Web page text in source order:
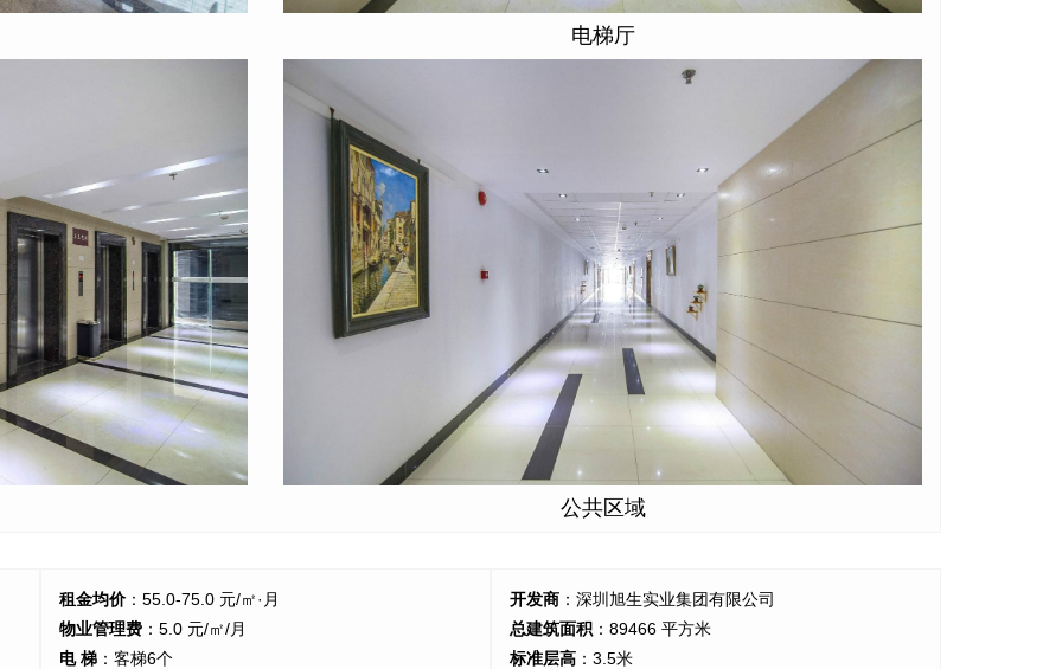
电梯厅
公共区域
租金均价：55.0-75.0 元/㎡·月
物业管理费 ：5.0 元/㎡/月
电 梯 ：客梯6个
开发商 ：深圳旭生实业集团有限公司
总建筑面积 ：89466 平方米
标准层高 ：3.5米